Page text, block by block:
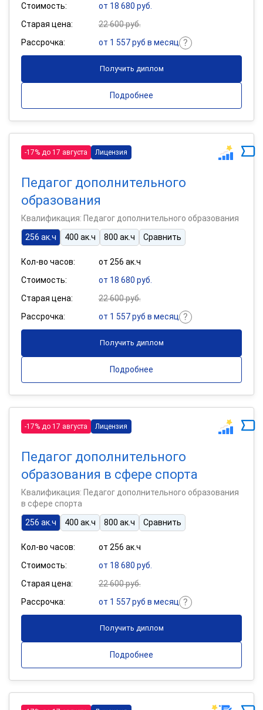
Стоимость:
от 18 680 руб.
Старая цена:
22 600 руб.
Рассрочка:
от 1 557 руб в месяц
Получить диплом
Подробнее
-17% до 17 августа Лицензия
Педагог дополнительного
образования
Квалификация: Педагог дополнительного образования
256 ак.ч
400 ак.ч 800 ак.ч Сравнить
Кол-во часов:
от 256 ак.ч
Стоимость:
от 18 680 руб.
Старая цена:
22 600 руб.
Рассрочка:
от 1 557 руб в месяц
Получить диплом
Подробнее
-17% до 17 августа Лицензия
Педагог дополнительного
образования в сфере спорта
Квалификация: Педагог дополнительного образования
в сфере спорта
256 ак.ч
400 ак.ч 800 ак.ч Сравнить
Кол-во часов:
от 256 ак.ч
Стоимость:
от 18 680 руб.
Старая цена:
22 600 руб.
Рассрочка:
от 1 557 руб в месяц
Получить диплом
Подробнее